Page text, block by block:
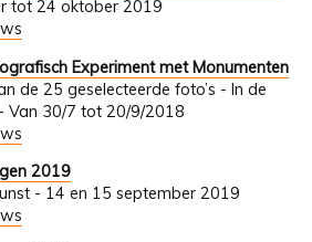
tot 24 oktober 2019
Experiment met Monumenten
de 25 geselecteerde foto’s - In de
Van 30/7 tot 20/9/2018
2019
- 14 en 15 september 2019